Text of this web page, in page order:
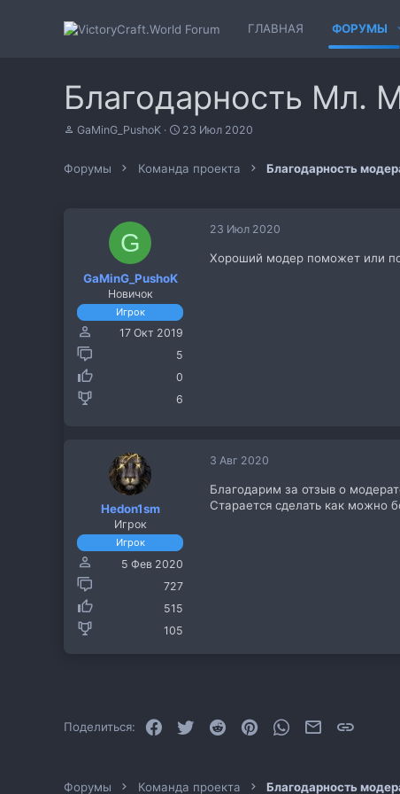
ГЛАВНАЯ ФОРУМЫ
Благодарность Мл.
А
о
GaMinG_PushoK
Д
а
23 Июл 2020
Форумы Команда проекта Благодарность
G
GaMinG_PushoK
Новичок
Игрок
17 Окт 2019
5
0
6
23 Июл 2020
Хороший модер поможет или
Hedon1sm
Игрок
Игрок
5 Фев 2020
727
515
105
3 Авг 2020
Благодарим за отзыв о
Старается сделать как можно
Поделиться: Facebook
Twitter Reddit PinterestWhatsAppЭлектронная
Форумы Команда проекта Благодарность